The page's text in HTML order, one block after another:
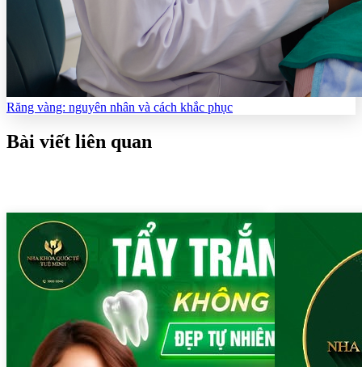
Răng vàng: nguyên nhân và cách khắc phục
Bài viết liên quan